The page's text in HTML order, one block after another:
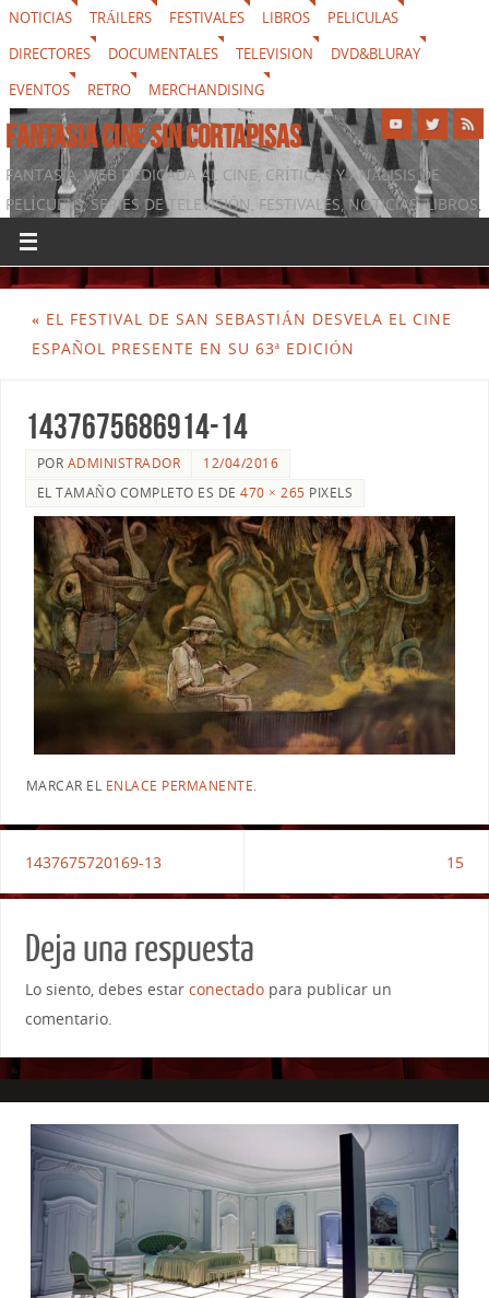
NOTICIAS TRÁILERS FESTIVALES LIBROS
PELICULAS
DIRECTORES
DOCUMENTALES TELEVISION
DVD&BLURAY
EVENTOS
RETRO MERCHANDISING
FANTASIA CINE SIN CORTAPISAS
FANTASIA, WEB DEDICADA AL CINE, CRÍTICAS Y ANÁLISIS DE
PELÍCULAS, SERIES DE TELEVISIÓN, FESTIVALES, NOTICIAS, LIBROS,
DVD & BLURAY, MERCHANDISING Y TODO LO QUE RODEA AL
SÉPTIMO ARTE
« EL FESTIVAL DE SAN SEBASTIÁN DESVELA EL CINE
ESPAÑOL PRESENTE EN SU 63ª EDICIÓN
1437675686914-14
POR ADMINISTRADOR
12/04/2016
EL TAMAÑO COMPLETO ES DE470 × 265 PIXELS
MARCAR EL ENLACE PERMANENTE.
1437675720169-13 15
Deja una respuesta
Lo siento, debes estar conectadopara publicar un
comentario.